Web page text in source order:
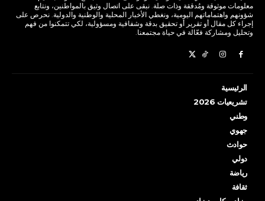
معلومات موثوقة ومُدققة وذات صلة. نبقى على اتصال وثيق بالمواطنين، ونتابع
شؤونهم واهتماماتهم اليومية، ونغطي الأخبار المحلية والوطنية والدولية. نحرص على
إجراء كل مقال أو تقرير أو تحقيق بدقة وشفافية ومسؤولية، لكي تتمكنوا من فهم
وتحليل ومشاركة فعّالة في حياة مجتمعنا.
الرئيسية
تشريعيات 2026
وطني
جهوي
حوادث
دولي
رياضة
ثقافة